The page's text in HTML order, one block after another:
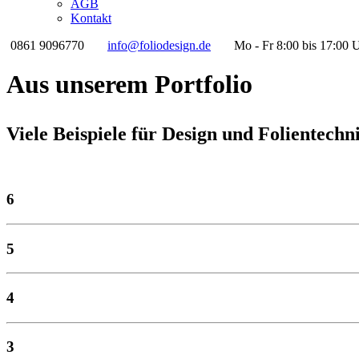
AGB
Kontakt
0861 9096770
info@foliodesign.de Mo - Fr 8:00 bis 17:00
Aus unserem Portfolio
Viele Beispiele für Design und
6
5
4
3